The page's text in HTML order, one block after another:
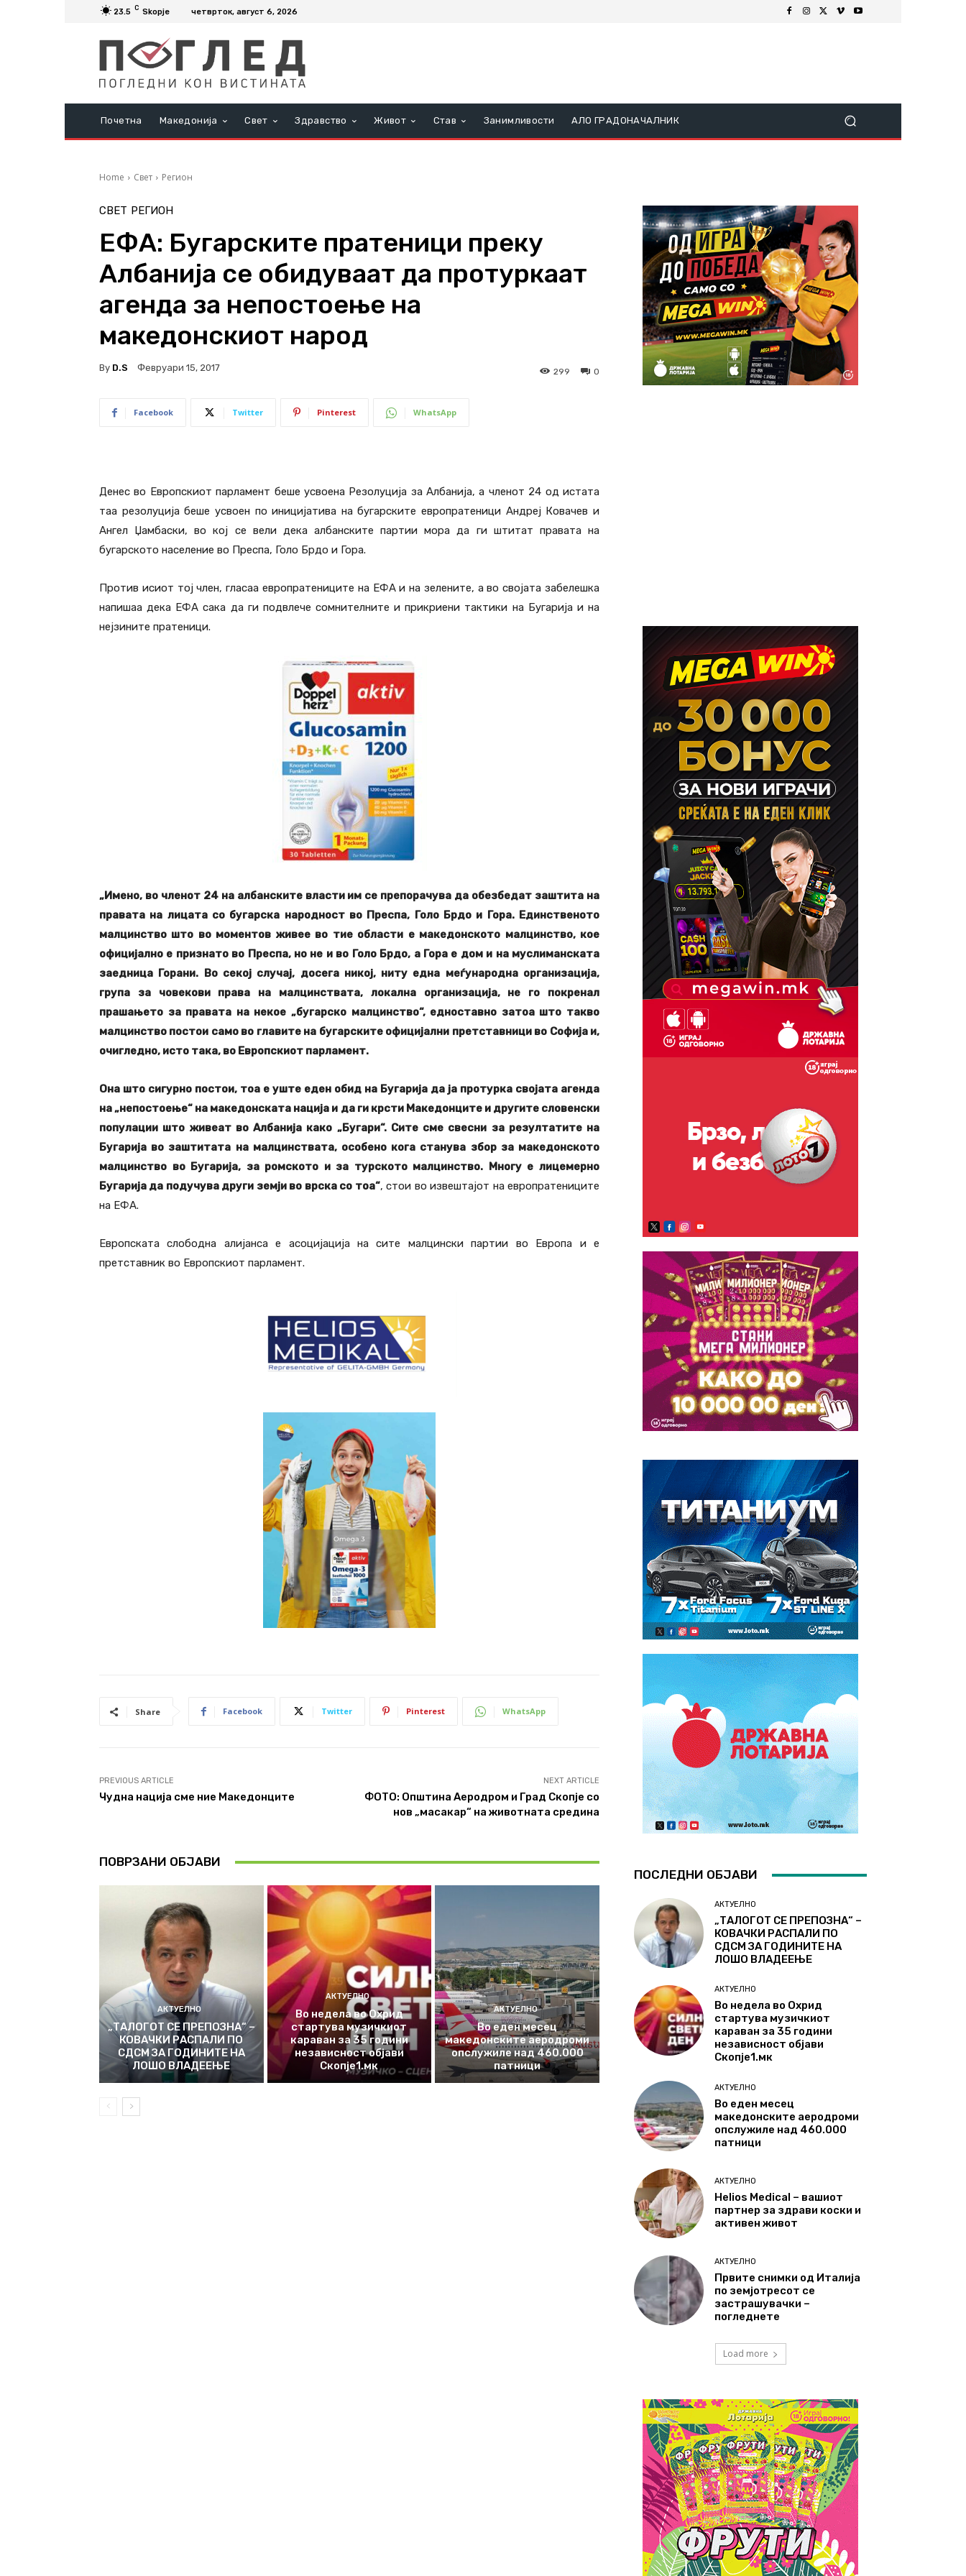
23.5 C Skopje четврток, август 6, 2026
Почетна Македонија Свет Здравство Живот Став Занимливости АЛО ГРАДОНАЧАЛНИК
Home Свет Регион
СВЕТ РЕГИОН
ЕФА: Бугарските пратеници преку
Албанија се обидуваат да протуркаат
агенда за непостоење на
македонскиот народ
By D.S Февруари 15, 2017 0
299
Facebook Twitter Pinterest WhatsApp
Денес во Европскиот парламент беше усвоена Резолуција за Албанија, а членот 24 од истата
таа резолуција беше усвоен по иницијатива на бугарските европратеници Андреј Ковачев и
Ангел Џамбаски, во кој се вели дека албанските партии мора да ги штитат правата на
бугарското население во Преспа, Голо Брдо и Гора.
Против исиот тој член, гласаа европратениците на ЕФА и на зелените, а во својата забелешка
напишаа дека ЕФА сака да ги подвлече сомнителните и прикриени тактики на Бугарија и на
нејзините пратеници.
„Имено, во членот 24 на албанските власти им се препорачува да обезбедат заштита на
правата на лицата со бугарска народност во Преспа, Голо Брдо и Гора. Единственoто
малцинство што во моментов живее во тие области е македонското малцинство, кое
официјално е признато во Преспа, но не и во Голо Брдо, а Гора е дом и на муслиманската
заедница Горани. Во секој случај, досега никој, ниту една меѓународна организација,
група за човекови права на малцинствата, локална организација, не го покренал
прашањето за правата на некое „бугарско малцинство“, едноставно затоа што такво
малцинство постои само во главите на бугарските официјални претставници во Софија и,
очигледно, исто така, во Европскиот парламент.
Она што сигурно постои, тоа е уште еден обид на Бугарија да ја протурка својата агенда
на „непостоење“ на македонската нација и да ги крсти Македонците и другите словенски
популации што живеат во Албанија како „Бугари“. Сите сме свесни за резултатите на
Бугарија во заштитата на малцинствата, особено кога станува збор за македонското
малцинство во Бугарија, за ромското и за турското малцинство. Многу е лицемерно
Бугарија да подучува други земји во врска со тоа“, стои во извештајот на европратениците
на ЕФА.
Европската слободна алијанса е асоцијација на сите малцински партии во Европа и е
претставник во Европскиот парламент.
Share Facebook Twitter Pinterest WhatsApp
PREVIOUS ARTICLE
Чудна нација сме ние Македонците
NEXT ARTICLE
ФОТО: Општина Аеродром и Град Скопје со
нов „масакар“ на животната средина
ПОВРЗАНИ ОБЈАВИ
АКТУЕЛНО
„ТАЛОГОТ СЕ ПРЕПОЗНА“ –
КОВАЧКИ РАСПАЛИ ПО
СДСМ ЗА ГОДИНИТЕ НА
ЛОШО ВЛАДЕЕЊЕ
АКТУЕЛНО
Во недела во Охрид
стартува музичкиот
караван за 35 години
независност објави
Скопје1.мк
АКТУЕЛНО
Во еден месец
македонските аеродроми
опслужиле над 460.000
патници
ПОСЛЕДНИ ОБЈАВИ
АКТУЕЛНО
„ТАЛОГОТ СЕ ПРЕПОЗНА“ –
КОВАЧКИ РАСПАЛИ ПО
СДСМ ЗА ГОДИНИТЕ НА
ЛОШО ВЛАДЕЕЊЕ
АКТУЕЛНО
Во недела во Охрид
стартува музичкиот
караван за 35 години
независност објави
Скопје1.мк
АКТУЕЛНО
Во еден месец
македонските аеродроми
опслужиле над 460.000
патници
АКТУЕЛНО
Helios Medical – вашиот
партнер за здрави коски и
активен живот
АКТУЕЛНО
Првите снимки од Италија
по земјотресот се
застрашувачки –
погледнете
Load more